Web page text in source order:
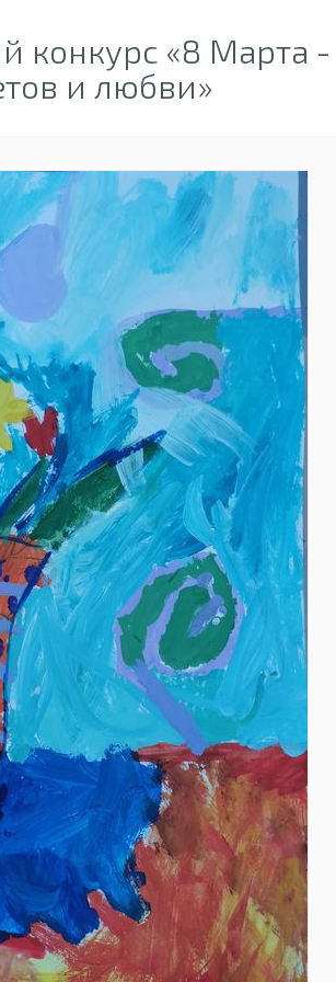
конкурс «8 Марта -
и любви»